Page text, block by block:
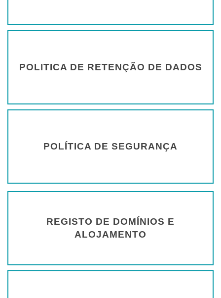
POLITICA DE RETENÇÃO DE DADOS
POLÍTICA DE SEGURANÇA
REGISTO DE DOMÍNIOS E
ALOJAMENTO